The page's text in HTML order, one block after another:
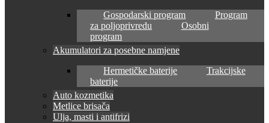
Gospodarski program
Program
za poljoprivredu
Osobni
program
Akumulatori za posebne namjene
Hermetičke baterije
Trakcijske
baterije
Auto kozmetika
Metlice brisača
Ulja, masti i antifrizi